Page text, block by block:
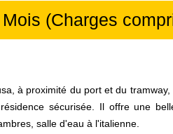
(Charges
à proximité du port et du
sécurisée. Il offre une
salle d'eau à l'italienne.